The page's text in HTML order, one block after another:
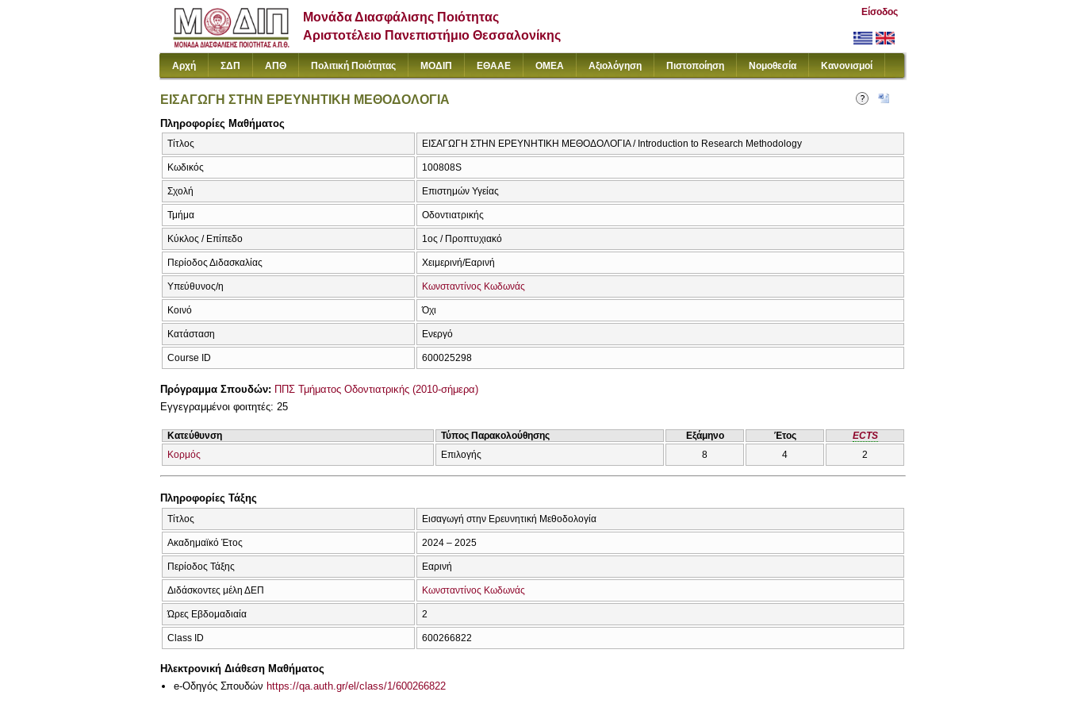
Μονάδα Διασφάλισης Ποιότητας
Αριστοτέλειο Πανεπιστήμιο Θεσσαλονίκης
Είσοδος
Αρχή ΣΔΠ ΑΠΘ Πολιτική Ποιότητας ΜΟΔΙΠ ΕΘΑΑΕ ΟΜΕΑ Αξιολόγηση Πιστοποίηση Νομοθεσία Κανονισμοί
ΕΙΣΑΓΩΓΗ ΣΤΗΝ ΕΡΕΥΝΗΤΙΚΗ ΜΕΘΟΔΟΛΟΓΙΑ
Πληροφορίες Μαθήματος
Τίτλος ΕΙΣΑΓΩΓΗ ΣΤΗΝ ΕΡΕΥΝΗΤΙΚΗ ΜΕΘΟΔΟΛΟΓΙΑ / Introduction to Research Methodology
Κωδικός 100808S
Σχολή Επιστημών Υγείας
Τμήμα Οδοντιατρικής
Κύκλος / Επίπεδο 1ος / Προπτυχιακό
Περίοδος Διδασκαλίας Χειμερινή/Εαρινή
Υπεύθυνος/η Κωνσταντίνος Κωδωνάς
Κοινό Όχι
Κατάσταση Ενεργό
Course ID 600025298
Πρόγραμμα Σπουδών: ΠΠΣ Τμήματος Οδοντιατρικής (2010-σήμερα)
Εγγεγραμμένοι φοιτητές: 25
Κατεύθυνση Τύπος Παρακολούθησης Εξάμηνο Έτος
ECTS
Κορμός
Επιλογής 8 4 2
Πληροφορίες Τάξης
Τίτλος Εισαγωγή στην Ερευνητική Μεθοδολογία
Ακαδημαϊκό Έτος 2024 – 2025
Περίοδος Τάξης Εαρινή
Διδάσκοντες μέλη ΔΕΠ Κωνσταντίνος Κωδωνάς
Ώρες Εβδομαδιαία 2
Class ID 600266822
Ηλεκτρονική Διάθεση Μαθήματος
e-Οδηγός Σπουδών https://qa.auth.gr/el/class/1/600266822